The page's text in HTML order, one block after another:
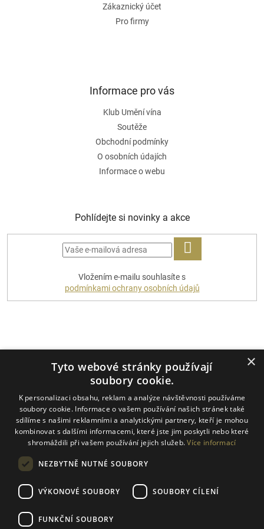
Zákaznický účet
Pro firmy
Informace pro vás
Klub Umění vína
Soutěže
Obchodní podmínky
O osobních údajích
Informace o webu
Pohlídejte si novinky a akce
PŘIHLÁSIT
Vložením e-mailu souhlasíte s
podmínkami ochrany osobních údajů
Platební metody
Dopravci
×
Tyto webové stránky používají
soubory cookie.
K personalizaci obsahu, reklam a analýze návštěvnosti používáme
soubory cookie. Informace o vašem používání našich stránek také
sdílíme s našimi reklamními a analytickými partnery, kteří je mohou
kombinovat s dalšími informacemi, které jste jim poskytli nebo které
shromáždili při vašem používání jejich služeb.Více informací
NEZBYTNĚ NUTNÉ SOUBORY
VÝKONOVÉ SOUBORY SOUBORY CÍLENÍ
FUNKČNÍ SOUBORY